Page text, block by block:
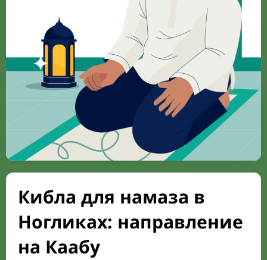
Кибла для намаза в
Ногликах: направление
на Каабу